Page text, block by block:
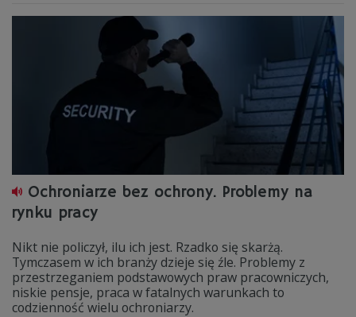
Ochroniarze bez ochrony. Problemy na
rynku pracy
Nikt nie policzył, ilu ich jest. Rzadko się skarżą.
Tymczasem w ich branży dzieje się źle. Problemy z
przestrzeganiem podstawowych praw pracowniczych,
niskie pensje, praca w fatalnych warunkach to
codzienność wielu ochroniarzy.